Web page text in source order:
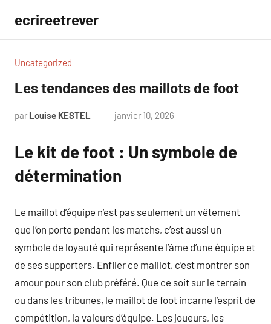
contenu
ecrireetrever
Uncategorized
Les tendances des maillots de foot
par Louise KESTEL janvier 10, 2026
Le kit de foot : Un symbole de
détermination
Le maillot d’équipe n’est pas seulement un vêtement
que l’on porte pendant les matchs, c’est aussi un
symbole de loyauté qui représente l’âme d’une équipe et
de ses supporters. Enfiler ce maillot, c’est montrer son
amour pour son club préféré. Que ce soit sur le terrain
ou dans les tribunes, le maillot de foot incarne l’esprit de
compétition, la valeurs d’équipe. Les joueurs, les